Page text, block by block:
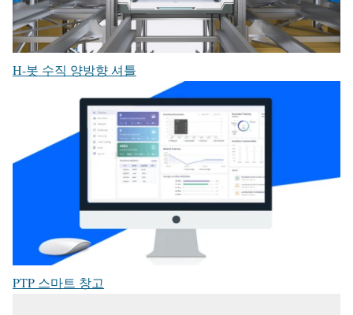
H-봇 수직 양방향 셔틀
PTP 스마트 창고